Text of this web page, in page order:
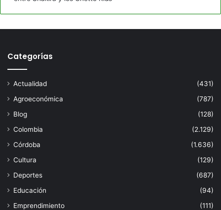
Categorías
Actualidad
(431)
Agroeconómica
(787)
Blog
(128)
Colombia
(2.129)
Córdoba
(1.636)
Cultura
(129)
Deportes
(687)
Educación
(94)
Emprendimiento
(111)